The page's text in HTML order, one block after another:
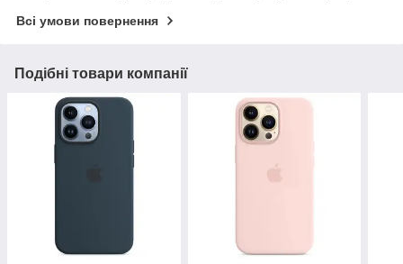
Всі умови повернення
Подібні товари компанії